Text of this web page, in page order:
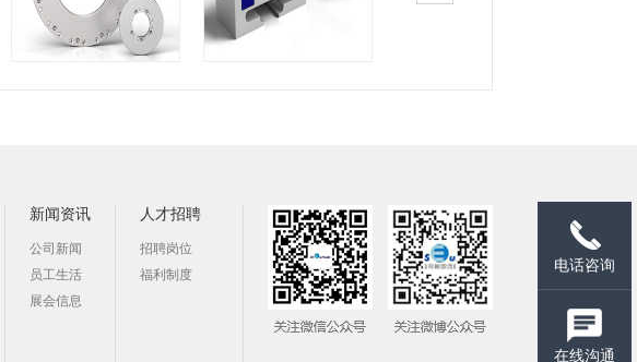
新闻资讯
公司新闻
员工生活
展会信息
人才招聘
招聘岗位
福利制度
电话咨询
在线沟通